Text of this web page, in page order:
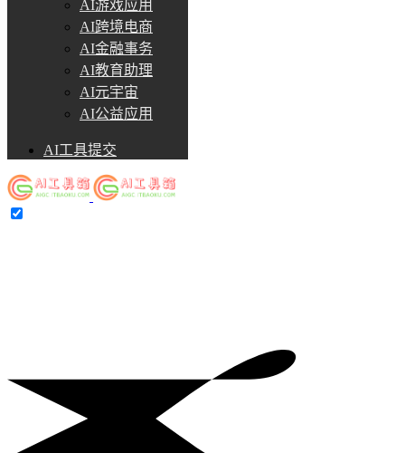
AI游戏应用
AI跨境电商
AI金融事务
AI教育助理
AI元宇宙
AI公益应用
AI工具提交